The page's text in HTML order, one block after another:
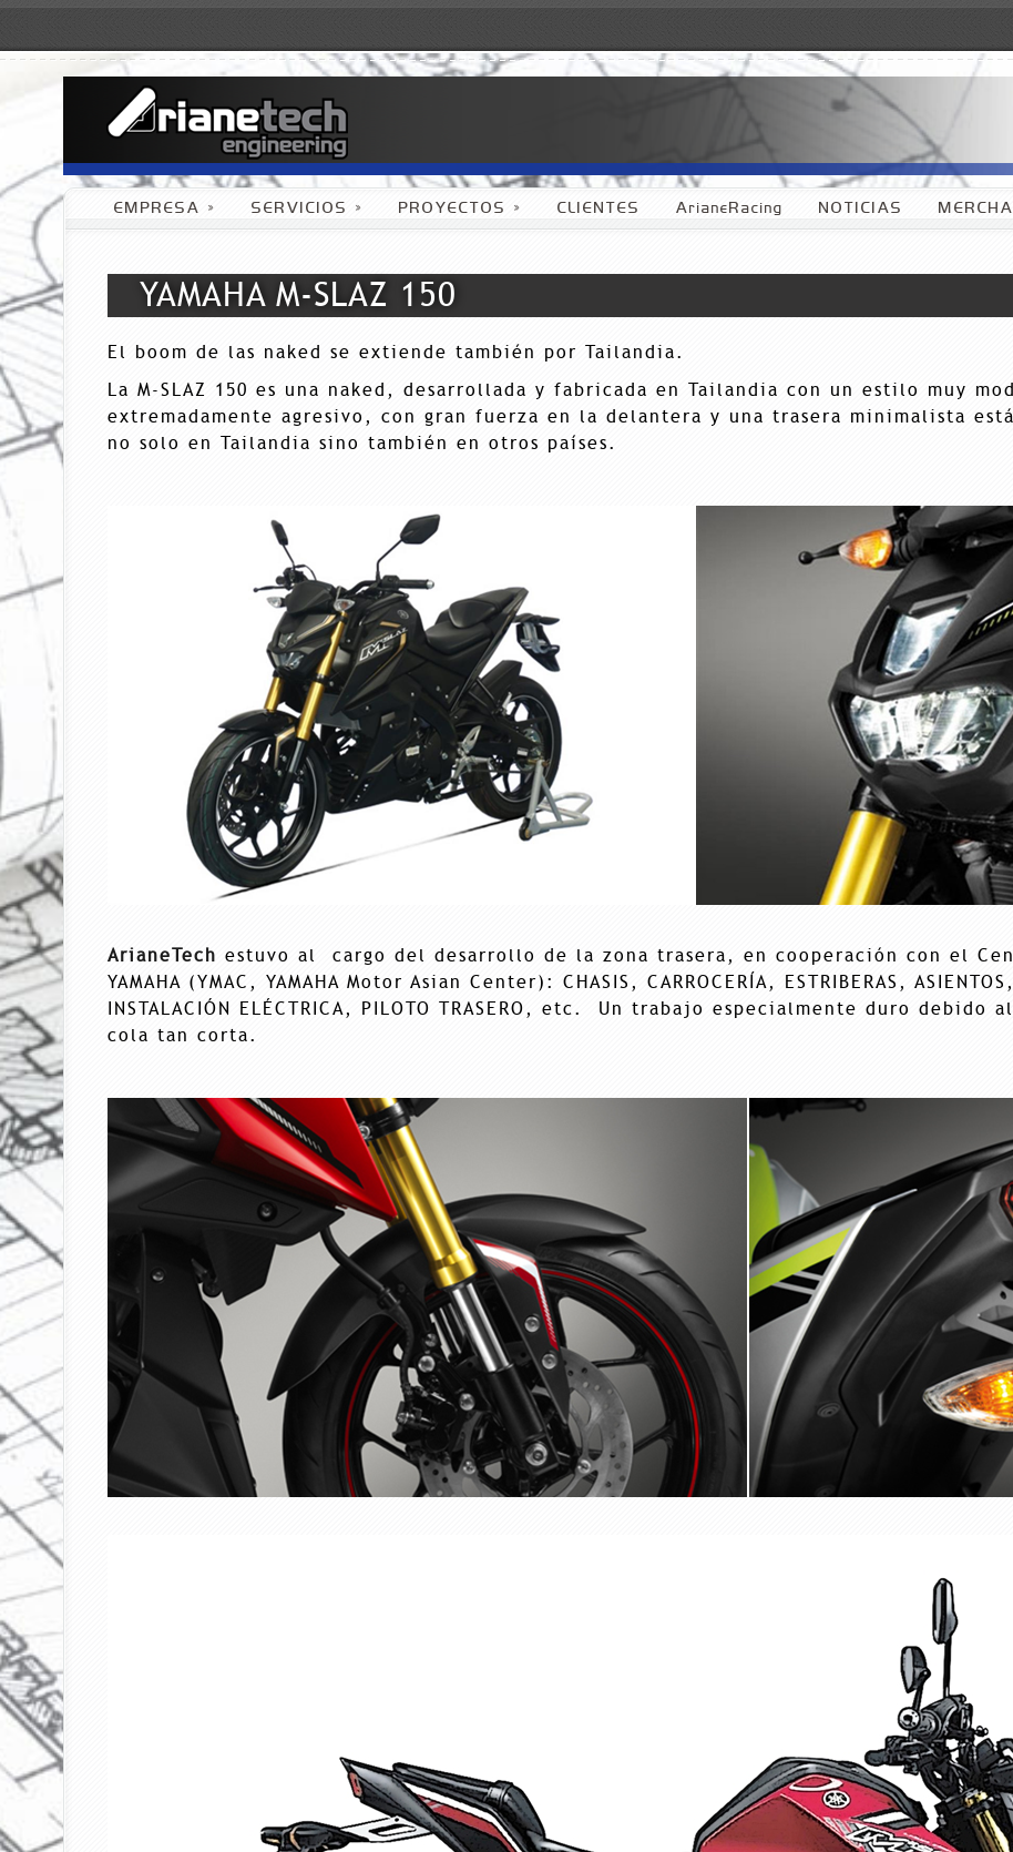
EMPRESA » SERVICIOS » PROYECTOS » CLIENTES ArianeRacing NOTICIAS
YAMAHA M-SLAZ 150
El boom de las naked se extiende también por Tailandia.
La M-SLAZ 150 es una naked, desarrollada y fabricada en Tailandia con un estilo muy
extremadamente agresivo, con gran fuerza en la delantera y una trasera minimalista
no solo en Tailandia sino también en otros países.
ArianeTech estuvo al cargo del desarrollo de la zona trasera, en cooperación con el
YAMAHA (YMAC, YAMAHA Motor Asian Center): CHASIS, CARROCERÍA, ESTRIBERAS,
INSTALACIÓN ELÉCTRICA, PILOTO TRASERO, etc. Un trabajo especialmente duro
cola tan corta.